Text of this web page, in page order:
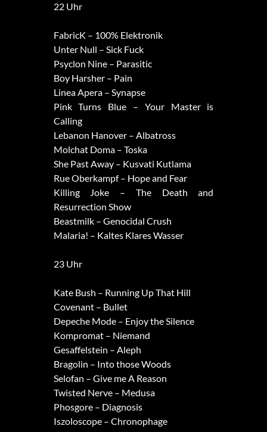
22 Uhr
FabricK – 100% Elektronik
Unter Null – Sick Fuck
Psyclon Nine – Parasitic
Boy Harsher – Pain
Linea Apera – Synapse
Pink Turns Blue – Your Master is
Calling
Lebanon Hanover – Albatross
Molchat Doma – Toska
She Past Away – Kusvati Kutlama
Rue Oberkampf – Hope and Fear
Killing Joke – The Death and
Resurrection Show
Beastmilk – Genocidal Crush
Malaria! – Kaltes Klares Wasser
23 Uhr
Kate Bush – Running Up That Hill
Covenant – Bullet
Depeche Mode – Enjoy the Silence
Kompromat – Niemand
Gesaffelstein – Aleph
Bragolin – Into those Woods
Selofan – Give me A Reason
Twisted Nerve – Medusa
Phosgore – Diagnosis
Iszoloscope – Chronophage